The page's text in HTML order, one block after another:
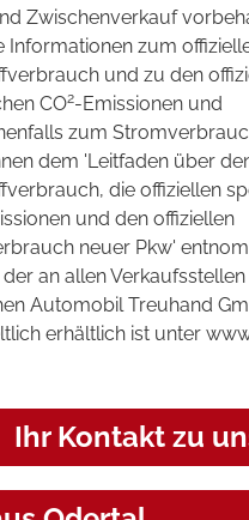
Zwischenverkauf
Informationen zum
und zu den
CO2-Emissionen und
zum
dem 'Leitfaden über
die offiziellen
und den offiziellen
neuer Pkw'
an allen
Automobil Treuhand
erhältlich ist unter
Ihr Kontakt zu